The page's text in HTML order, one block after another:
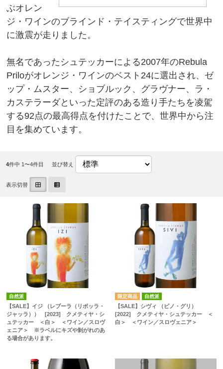
ぶオレン
ジ・ワインのブラインド・テイスティングで世界中
に激震が走りました。
無名であったシュテッカーによる2007年のRebula
Priloがオレンジ・ワインのベスト24に選出され、ゼ
ップ・ムスター、ショブルック、グラヴナー、ラ・
カステラーダといった定評のある造り手たちを凌駕
する92点の最高得点を付けたことで、世界中から注
目を集めています。
4件中 1〜4件目 並び替え
表示切替
自然派
【SALE】イジ （レブーラ（リボッラ・
ジャッラ）） [2023] クメティヤ・シ
ュテッカー ＜白＞ ＜ワイン／スロヴ
ェニア＞ ※ラベルにキズや剝がれのあ
る場合があります。
自然派
【SALE】シヴィ （ピノ・グリ）
[2022] クメティヤ・シュテッカー ＜
白＞ ＜ワイン／スロヴェニア＞